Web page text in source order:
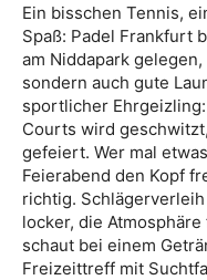
Ein bisschen Tennis,
Spaß: Padel Frankfurt
am Niddapark
sondern auch gute
sportlicher
Courts wird
gefeiert. Wer mal
Feierabend den Kopf
richtig.
locker, die
schaut bei einem
Freizeittreff mit